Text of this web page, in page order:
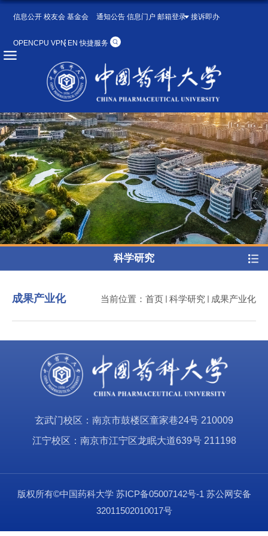
信息公开 校友会 基金会 通知公告 信息门户 邮箱登录 接诉即办
OPENCPU VPN EN 快捷服务
科学研究
当前位置： 首页 科学研究 成果产业化
成果产业化
玄武门校区：南京市鼓楼区童家巷24号 210009
江宁校区：南京市江宁区龙眠大道639号 211198
版权所有©中国药科大学 苏ICP备05007142号-1 苏公网安备
32011502010017号